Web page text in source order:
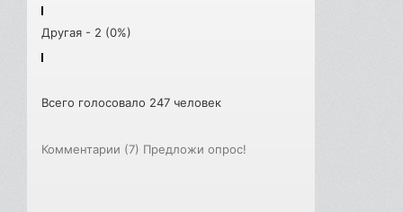
Другая - 2 (0%)
Всего голосовало 247 человек
Комментарии (7) Предложи опрос!